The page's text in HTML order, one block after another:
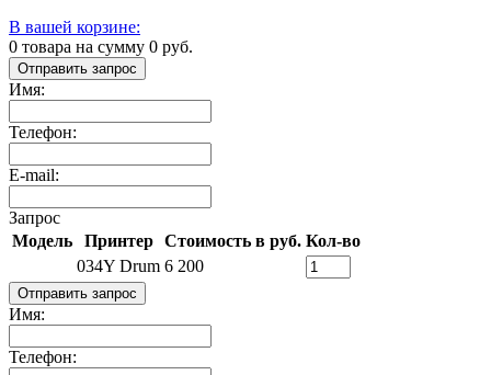
В вашей корзине:
0 товара на сумму 0 руб.
Отправить запрос
Имя:
Телефон:
E-mail:
Запрос
Модель
Принтер Стоимость в руб. Кол-во
034Y Drum 6 200
Отправить запрос
Имя:
Телефон: